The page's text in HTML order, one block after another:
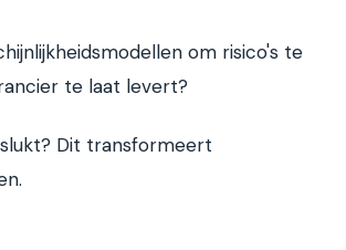
om risico's te
te laat levert?
Dit transformeert